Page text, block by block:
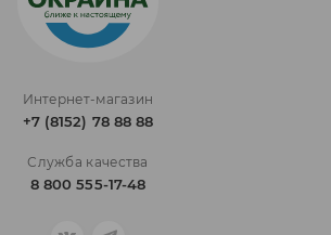
Интернет-магазин
+7 (8152) 78 88 88
Служба качества
8 800 555-17-48